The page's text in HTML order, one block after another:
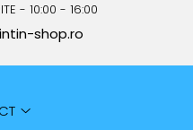
- 10:00 - 16:00
shop.ro